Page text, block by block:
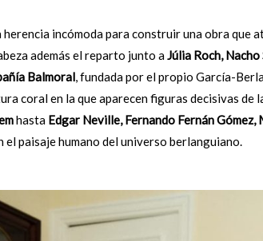
incómoda para construir una obra que
además el reparto junto aJúlia Roch,
Balmoral, fundada por el propio García-
coral en la que aparecen figuras decisivas de
hasta Edgar Neville, Fernando Fernán
el paisaje humano del universo berlanguiano.